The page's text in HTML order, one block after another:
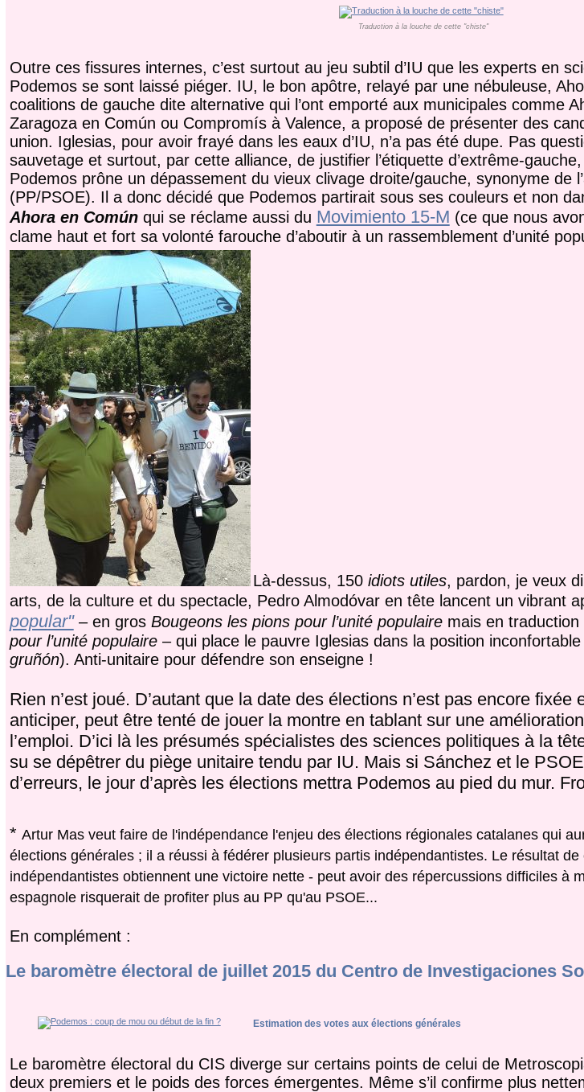
Traduction à la louche de cette "chiste"
Outre ces fissures internes, c’est surtout au jeu subtil d’IU que les experts en
Podemos se sont laissé piéger. IU, le bon apôtre, relayé par une nébuleuse,
coalitions de gauche dite alternative qui l’ont emporté aux municipales comme
Zaragoza en Común ou Compromís à Valence, a proposé de présenter des
union. Iglesias, pour avoir frayé dans les eaux d’IU, n’a pas été dupe. Pas
sauvetage et surtout, par cette alliance, de justifier l’étiquette d’extrême-
Podemos prône un dépassement du vieux clivage droite/gauche, synonyme de
(PP/PSOE). Il a donc décidé que Podemos partirait sous ses couleurs et non
Ahora en Comúnqui se réclame aussi du Movimiento 15-M (ce que nous
clame haut et fort sa volonté farouche d’aboutir à un rassemblement d’unité
Là-dessus, 150 idiots utiles, pardon, je veux
arts, de la culture et du spectacle, Pedro Almodóvar en tête lancent un vibrant
popular" – en gros Bougeons les pions pour l’unité populaire mais en traduction
pour l’unité populaire– qui place le pauvre Iglesias dans la position inconfortable
gruñón). Anti-unitaire pour défendre son enseigne !
Rien n’est joué. D’autant que la date des élections n’est pas encore
anticiper, peut être tenté de jouer la montre en tablant sur une
l’emploi. D’ici là les présumés spécialistes des sciences politiques à la
su se dépêtrer du piège unitaire tendu par IU. Mais si Sánchez et le
d’erreurs, le jour d’après les élections mettra Podemos au pied du mur.
* Artur Mas veut faire de l'indépendance l'enjeu des élections régionales catalanes qui
élections générales ; il a réussi à fédérer plusieurs partis indépendantistes. Le résultat
indépendantistes obtiennent une victoire nette - peut avoir des répercussions difficiles à
espagnole risquerait de profiter plus au PP qu'au PSOE...
En complément :
Le baromètre électoral de juillet 2015 du Centro de Investigaciones
Estimation des votes aux élections générales
Le baromètre électoral du CIS diverge sur certains points de celui de
deux premiers et le poids des forces émergentes. Même s’il confirme plus